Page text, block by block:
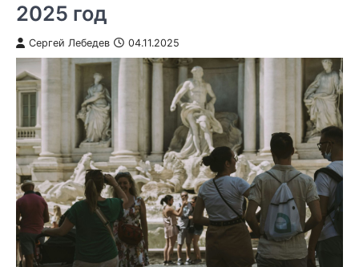
2025 год
Сергей Лебедев 04.11.2025